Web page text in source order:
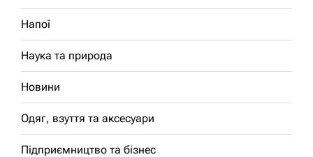
Напої
Наука та природа
Новини
Одяг, взуття та аксесуари
Підприємництво та бізнес